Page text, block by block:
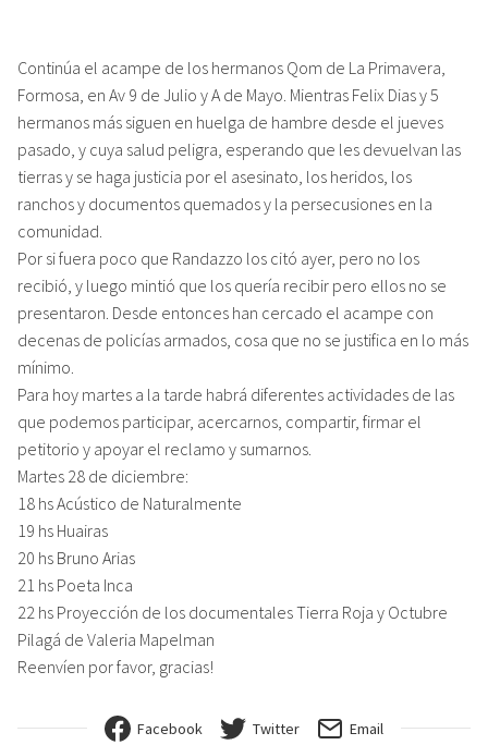
Continúa el acampe de los hermanos Qom de La Primavera,
Formosa, en Av 9 de Julio y A de Mayo. Mientras Felix Dias y 5
hermanos más siguen en huelga de hambre desde el jueves
pasado, y cuya salud peligra, esperando que les devuelvan las
tierras y se haga justicia por el asesinato, los heridos, los
ranchos y documentos quemados y la persecusiones en la
comunidad.
Por si fuera poco que Randazzo los citó ayer, pero no los
recibió, y luego mintió que los quería recibir pero ellos no se
presentaron. Desde entonces han cercado el acampe con
decenas de policías armados, cosa que no se justifica en lo más
mínimo.
Para hoy martes a la tarde habrá diferentes actividades de las
que podemos participar, acercarnos, compartir, firmar el
petitorio y apoyar el reclamo y sumarnos.
Martes 28 de diciembre:
18 hs Acústico de Naturalmente
19 hs Huairas
20 hs Bruno Arias
21 hs Poeta Inca
22 hs Proyección de los documentales Tierra Roja y Octubre
Pilagá de Valeria Mapelman
Reenvíen por favor, gracias!
Facebook Twitter Email